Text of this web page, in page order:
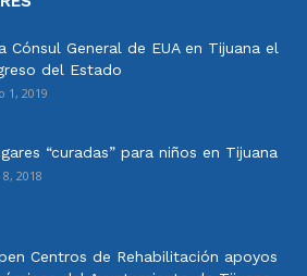
Cónsul General de EUA en Tijuana el
del Estado
1, 2019
“curadas” para niños en Tijuana
2018
Centros de Rehabilitación apoyos